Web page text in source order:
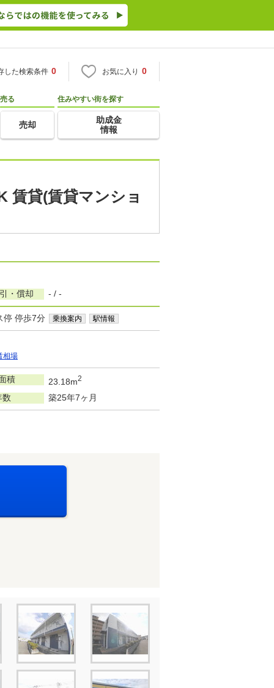
した検索条件 0 お気に入り 0
売る
売却
住みやすい街を探す
助成金
情報
賃貸(賃貸マンショ
・償却 - / -
停 停歩7分 乗換案内 駅情報
相場
積 23.18m2
数 築25年7ヶ月